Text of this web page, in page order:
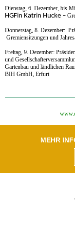
Dienstag, 6. Dezember, bis
HGFin Katrin Hucke –
Donnerstag, 8. Dezember:
Gremiensitzungen und
Freitag, 9. Dezember:
und
Gartenbau und ländlichen
BIH GmbH, Erfurt
MEHR